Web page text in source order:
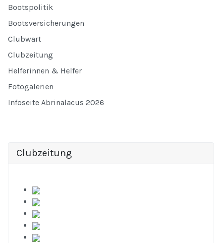
Bootspolitik
Bootsversicherungen
Clubwart
Clubzeitung
Helferinnen & Helfer
Fotogalerien
Infoseite Abrinalacus 2026
Clubzeitung